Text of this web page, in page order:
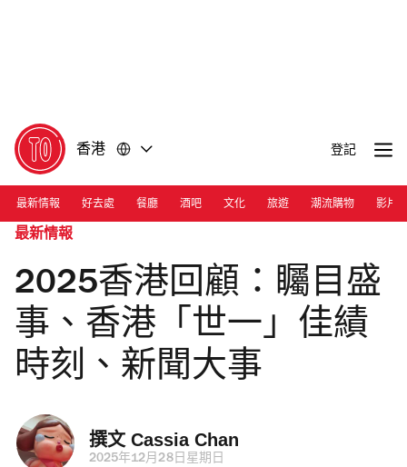
香港 登記
最新情報 好去處 餐廳 酒吧 文化 旅遊 潮流購物 影片
最新情報
2025香港回顧：矚目盛
事、香港「世一」佳績
時刻、新聞大事
撰文 Cassia Chan
2025年12月28日星期日